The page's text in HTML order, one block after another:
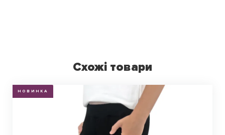
Схожі товари
НОВИНКА